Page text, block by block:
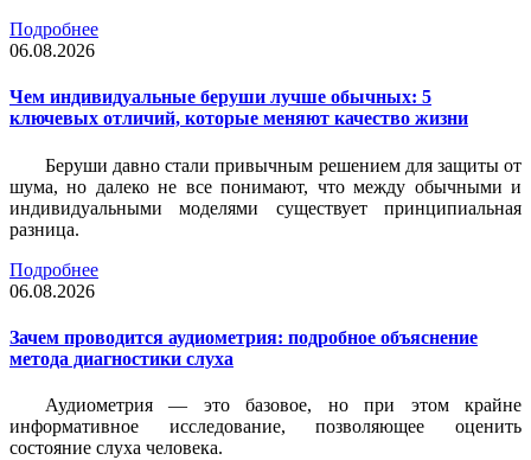
Подробнее
06.08.2026
Чем индивидуальные беруши лучше обычных: 5
ключевых отличий, которые меняют качество жизни
Беруши давно стали привычным решением для защиты от
шума, но далеко не все понимают, что между обычными и
индивидуальными моделями существует принципиальная
разница.
Подробнее
06.08.2026
Зачем проводится аудиометрия: подробное объяснение
метода диагностики слуха
Аудиометрия — это базовое, но при этом крайне
информативное исследование, позволяющее оценить
состояние слуха человека.